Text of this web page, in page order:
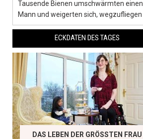
Tausende Bienen umschwärmten einen
Mann und weigerten sich, wegzufliegen
ECKDATEN DES TAGES
DAS LEBEN DER GRÖSSTEN FRAU D